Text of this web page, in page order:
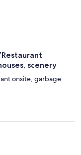
scenery
onsite, garbage